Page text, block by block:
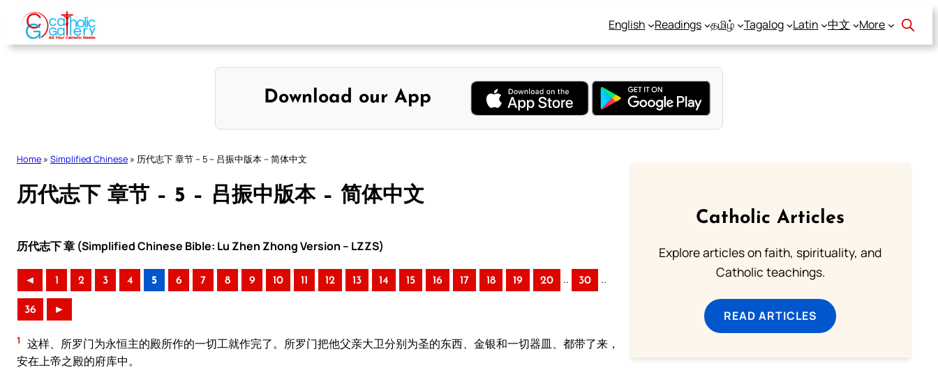
Skip
content
English Readings தமிழ் Tagalog Latin 中文 More
Download our App
Home » Simplified Chinese » 历代志下 章节 – 5 – 吕振中版本 – 简体中文
历代志下 章节 – 5 – 吕振中版本 – 简体中文
历代志下 章 (Simplified Chinese Bible: Lu Zhen Zhong Version – LZZS)
◄ 1 2 3 4 5 6 7 8 9 10 11 12 13 14 15 16 17 18 19 20 .. 30 ..
36 ►
1
这样、所罗门为永恒主的殿所作的一切工就作完了。所罗门把他父亲大卫分别为圣的东西、金银和一切器皿、都带了来，
安在上帝之殿的府库中。
Catholic Articles
Explore articles on faith, spirituality, and
Catholic teachings.
READ ARTICLES